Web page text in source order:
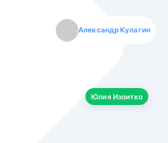
Александр Кулагин
Юлия Изоитко
Даниил Макаров
Екатерина Лазаренко
Борис Кашко
Юлия Изоитко